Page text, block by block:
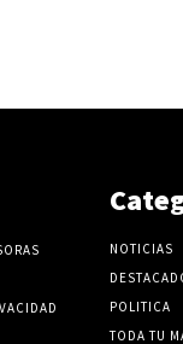
NOTICIAS
POLITICA
TODA TU